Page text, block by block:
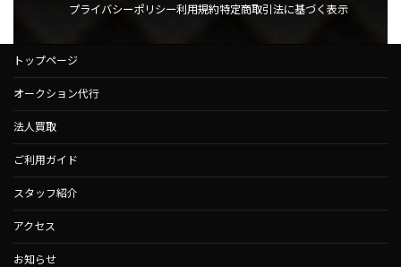
プライバシーポリシー利用規約特定商取引法に基づく表示
トップページ
オークション代行
法人買取
ご利用ガイド
スタッフ紹介
アクセス
お知らせ